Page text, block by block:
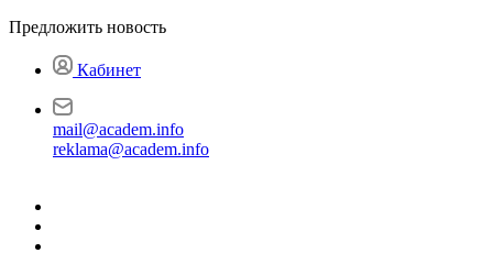
Предложить новость
Кабинет
mail@academ.info
reklama@academ.info